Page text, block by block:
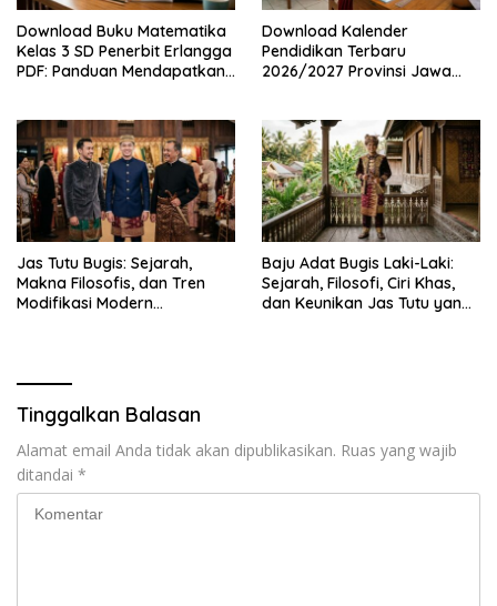
Download Buku Matematika
Kelas 3 SD Penerbit Erlangga
PDF: Panduan Mendapatkan
Download Kalender
Pendidikan Terbaru
2026/2027 Provinsi Jawa
Manfaatnya
Jas Tutu Bugis: Sejarah,
Makna Filosofis, dan Tren
Modifikasi Modern
Baju Adat Bugis Laki-Laki:
Sejarah, Filosofi, Ciri Khas,
dan Keunikan Jas Tutu yang
Tinggalkan Balasan
Alamat email Anda tidak akan dipublikasikan. Ruas yang wajib
ditandai *